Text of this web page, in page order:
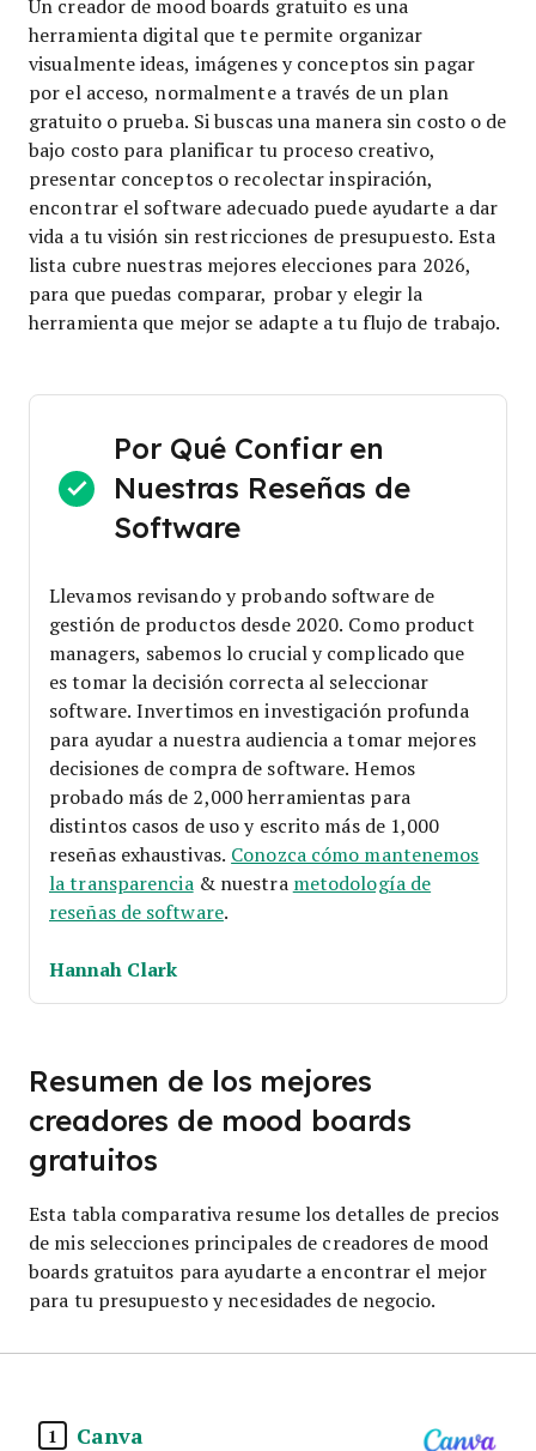
Un creador de mood boards gratuito es una
herramienta digital que te permite organizar
visualmente ideas, imágenes y conceptos sin pagar
por el acceso, normalmente a través de un plan
gratuito o prueba. Si buscas una manera sin costo o de
bajo costo para planificar tu proceso creativo,
presentar conceptos o recolectar inspiración,
encontrar el software adecuado puede ayudarte a dar
vida a tu visión sin restricciones de presupuesto. Esta
lista cubre nuestras mejores elecciones para 2026,
para que puedas comparar, probar y elegir la
herramienta que mejor se adapte a tu flujo de trabajo.
Por Qué Confiar en
Nuestras Reseñas de
Software
Llevamos revisando y probando software de
gestión de productos desde 2020. Como product
managers, sabemos lo crucial y complicado que
es tomar la decisión correcta al seleccionar
software. Invertimos en investigación profunda
para ayudar a nuestra audiencia a tomar mejores
decisiones de compra de software. Hemos
probado más de 2,000 herramientas para
distintos casos de uso y escrito más de 1,000
reseñas exhaustivas. Conozca cómo mantenemos
la transparencia & nuestra metodología de
reseñas de software.
Hannah Clark
Resumen de los mejores
creadores de mood boards
gratuitos
Esta tabla comparativa resume los detalles de precios
de mis selecciones principales de creadores de mood
boards gratuitos para ayudarte a encontrar el mejor
para tu presupuesto y necesidades de negocio.
1 Canva